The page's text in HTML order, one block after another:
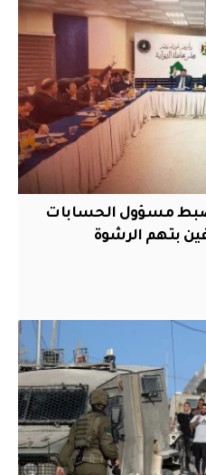
مسؤول الحسابات
بتهم الرشوة